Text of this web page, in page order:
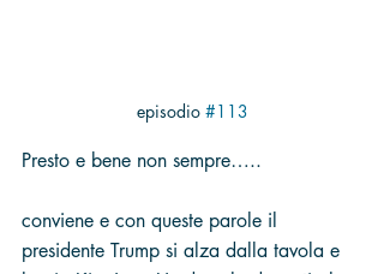
episodio #113
Presto e bene non sempre…..
conviene e con queste parole il
presidente Trump si alza dalla tavola e